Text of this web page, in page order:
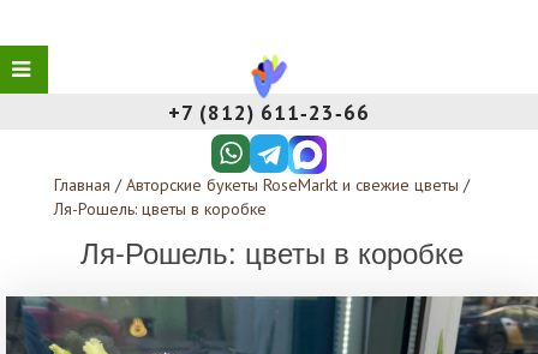
+7 (812) 611‑23‑66
Главная / Авторские букеты RoseMarkt и свежие цветы /
Ля-Рошель: цветы в коробке
Ля-Рошель: цветы в коробке